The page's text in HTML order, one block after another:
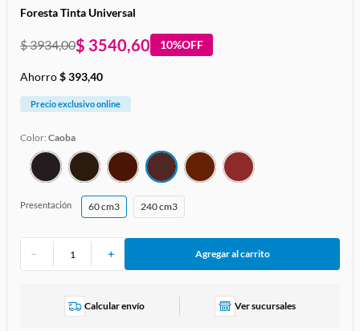
Foresta Tinta Universal
$3934,00$ 3540,60 10%OFF
Ahorro$393,40
Precio exclusivo online
Color: Caoba
Presentación 60 cm3 240 cm3
＋
－ Agregar al carrito
Calcular envío Ver sucursales